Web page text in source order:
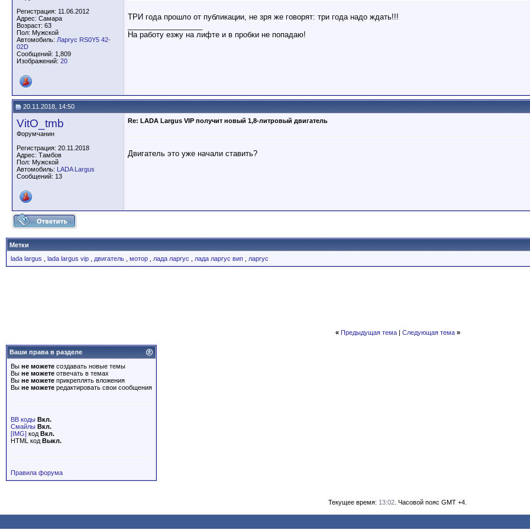
Регистрация: 11.06.2012
Адрес: Самара
Возраст: 63
Пол: Мужской
Автомобиль: Ларгус RS0Y5 42-
02D
Сообщений: 1,809
Изображений: 20
ТРИ года прошло от публикации, не зря же говорят: три года надо ждать!!!
На работу езжу на лифте и в пробки не попадаю!
20.11.2018, 14:50
VitO_tmb
Форумчанин
Регистрация: 20.11.2018
Адрес: Тамбов
Пол: Мужской
Автомобиль: LADA Largus
Сообщений: 13
Re: LADA Largus VIP получит новый 1,8-литровый двигатель
Двигатель это уже начали ставить?
Метки
lada largus
lada largus vip двигатель мотор лада ларгус лада ларгус вип ларгус
« Предыдущая тема| Следующая тема »
Ваши права в разделе
Вы не можете создавать новые темы
Вы не можете отвечать в темах
Вы не можете прикреплять вложения
Вы не можете редактировать свои сообщения
BB коды Вкл.
Смайлы Вкл.
[IMG] код Вкл.
HTML код Выкл.
Правила форума
Текущее время: 13:02 . Часовой пояс GMT +4.